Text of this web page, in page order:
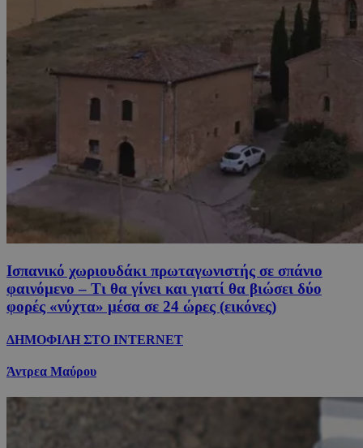
Ισπανικό χωριουδάκι πρωταγωνιστής σε σπάνιο
φαινόμενο – Τι θα γίνει και γιατί θα βιώσει δύο
φορές «νύχτα» μέσα σε 24 ώρες (εικόνες)
ΔΗΜΟΦΙΛΗ ΣΤΟ INTERNET
Άντρεα Μαύρου